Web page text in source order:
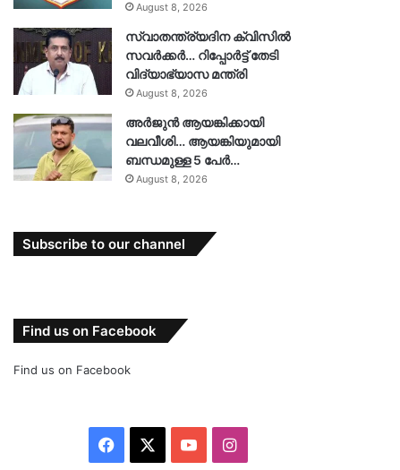
August 8, 2026
സ്വാതന്ത്ര്യദിന ക്വിസിൽ
സവർക്കർ… റിപ്പോർട്ട് തേടി
വിദ്യാഭ്യാസ മന്ത്രി
August 8, 2026
അർജുൻ ആയങ്കിക്കായി
വലവീശി… ആയങ്കിയുമായി
ബന്ധമുള്ള 5 പേർ…
August 8, 2026
Subscribe to our channel
Find us on Facebook
Find us on Facebook
Facebook YouTubeInstagram